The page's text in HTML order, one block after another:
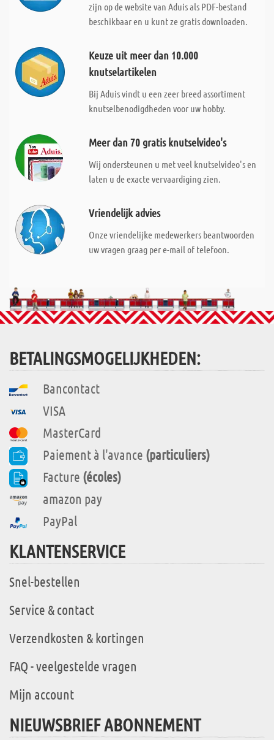
zijn op de website van Aduis als PDF-bestand
beschikbaar en u kunt ze gratis downloaden.
Keuze uit meer dan 10.000
knutselartikelen
Bij Aduis vindt u een zeer breed assortiment
knutselbenodigdheden voor uw hobby.
Meer dan 70 gratis knutselvideo's
Wij ondersteunen u met veel knutselvideo's en
laten u de exacte vervaardiging zien.
Vriendelijk advies
Onze vriendelijke medewerkers beantwoorden
uw vragen graag per e-mail of telefoon.
BETALINGSMOGELIJKHEDEN:
Bancontact
VISA
MasterCard
Paiement à l'avance (particuliers)
Facture (écoles)
amazon pay
PayPal
KLANTENSERVICE
Snel-bestellen
Service & contact
Verzendkosten & kortingen
FAQ - veelgestelde vragen
Mijn account
NIEUWSBRIEF ABONNEMENT